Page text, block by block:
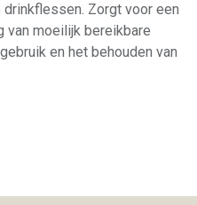
Zorgt voor een
van moeilijk bereikbare
en het behouden van